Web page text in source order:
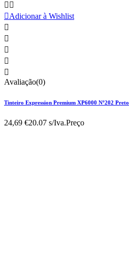
 
Adicionar à Wishlist





Avaliação(0)
Tinteiro Expression Premium XP6000 Nº202 Preto
24,69 €20.07 s/Iva.Preço